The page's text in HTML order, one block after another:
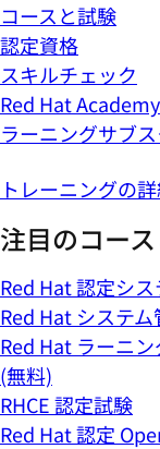
コースと試験
認定資格
スキルチェック
Red Hat Academy
ラーニングサブ
トレーニングの
注目のコー
Red Hat 認定シ
Red Hat システム
Red Hat ラーニ
(無料)
RHCE 認定試験
Red Hat 認定